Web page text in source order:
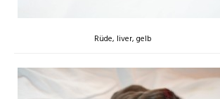
Rüde, liver, gelb